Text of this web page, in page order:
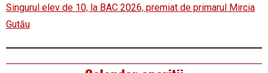
Singurul elev de 10, la BAC 2026, premiat de primarul Mircia
Gutău